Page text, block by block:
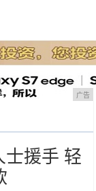
广告
士援手 轻